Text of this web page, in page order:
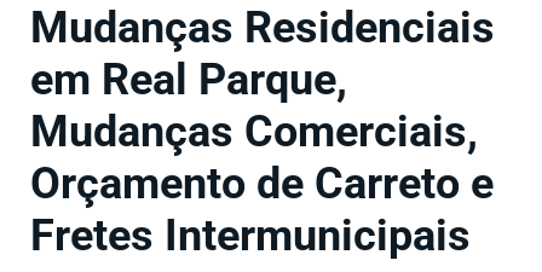
Mudanças Residenciais
em Real Parque,
Mudanças Comerciais,
Orçamento de Carreto e
Fretes Intermunicipais